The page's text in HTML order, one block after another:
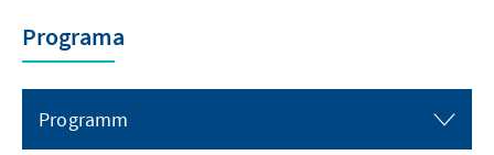
Programa
Programm